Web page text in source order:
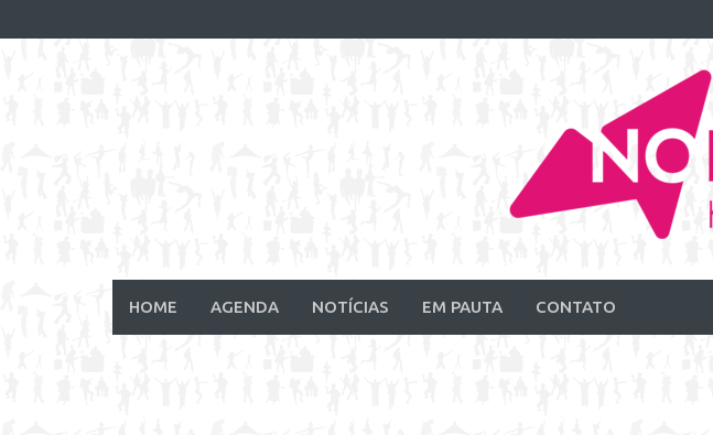
to
HOME AGENDA NOTÍCIAS EM PAUTA CONTATO